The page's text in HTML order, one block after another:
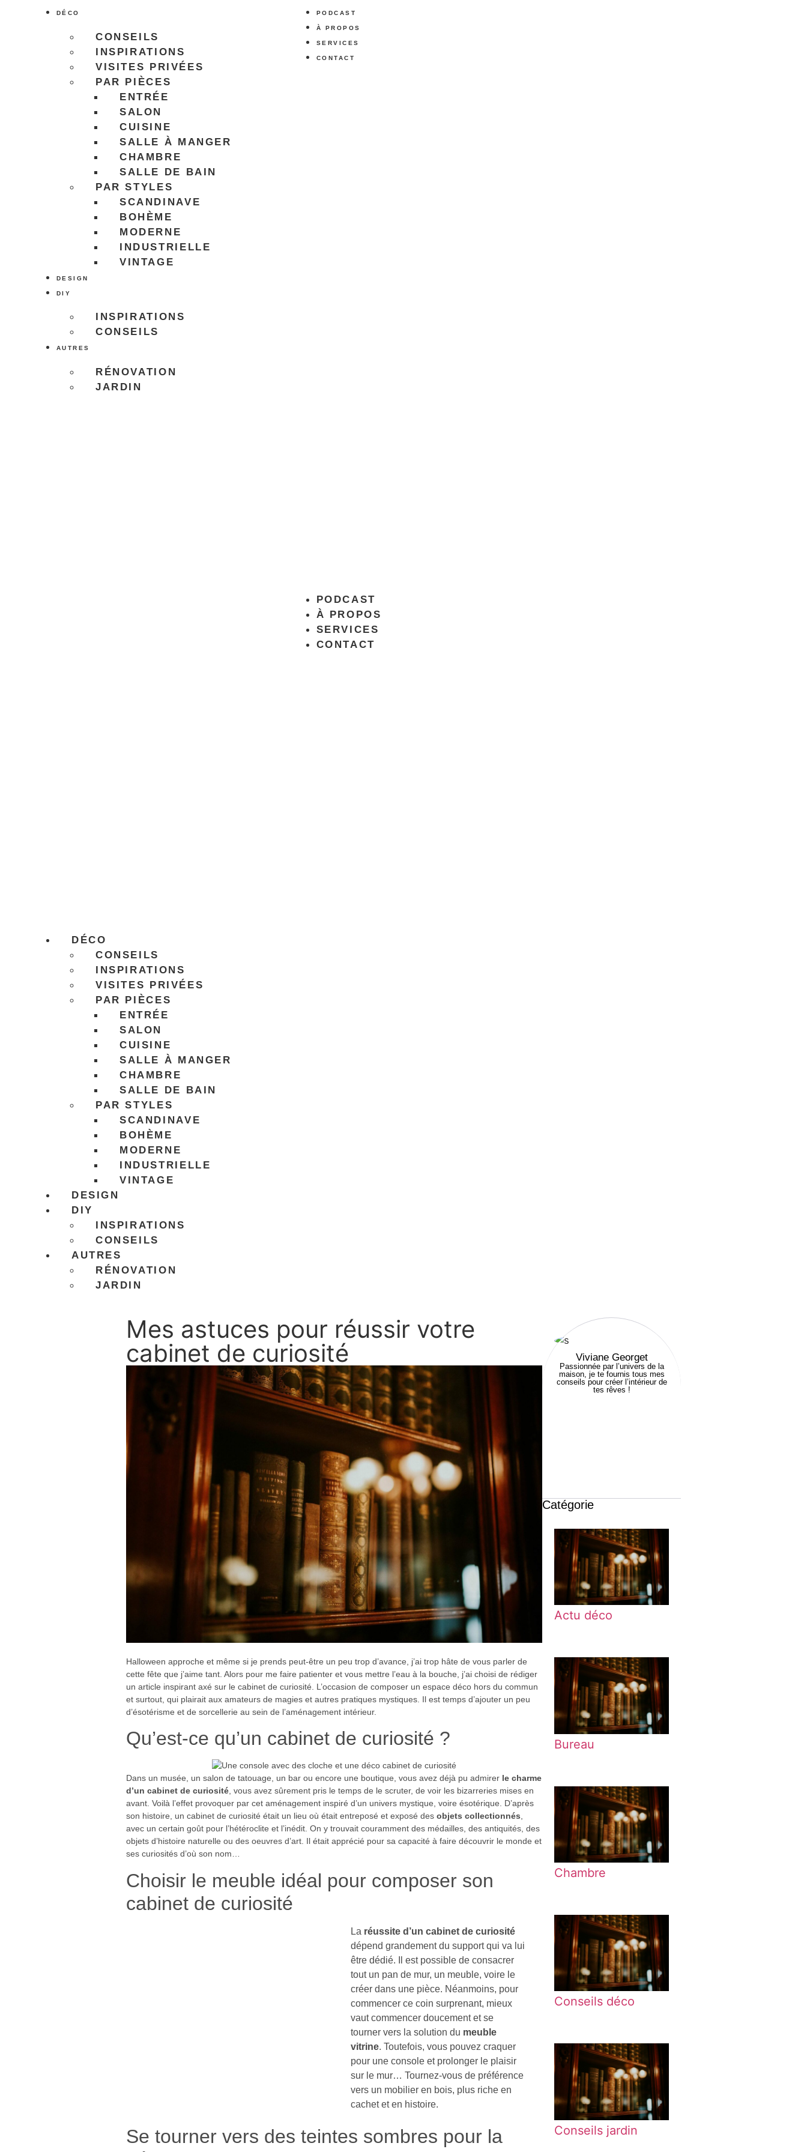
DÉCO
CONSEILS
INSPIRATIONS
VISITES PRIVÉES
PAR PIÈCES
ENTRÉE
SALON
CUISINE
SALLE À MANGER
CHAMBRE
SALLE DE BAIN
PAR STYLES
SCANDINAVE
BOHÈME
MODERNE
INDUSTRIELLE
VINTAGE
DESIGN
DIY
INSPIRATIONS
CONSEILS
AUTRES
RÉNOVATION
JARDIN
DÉCO
CONSEILS
INSPIRATIONS
VISITES PRIVÉES
PAR PIÈCES
ENTRÉE
SALON
CUISINE
SALLE À MANGER
CHAMBRE
SALLE DE BAIN
PAR STYLES
SCANDINAVE
BOHÈME
MODERNE
INDUSTRIELLE
VINTAGE
DESIGN
DIY
INSPIRATIONS
CONSEILS
AUTRES
RÉNOVATION
JARDIN
PODCAST
À PROPOS
SERVICES
CONTACT
PODCAST
À PROPOS
SERVICES
CONTACT
Mes astuces pour réussir votre
cabinet de curiosité
Halloween approche et même si je prends peut-être un peu trop d’avance, j’ai trop hâte de vous parler de
cette fête que j’aime tant. Alors pour me faire patienter et vous mettre l’eau à la bouche, j’ai choisi de rédiger
un article inspirant axé sur le cabinet de curiosité. L’occasion de composer un espace déco hors du commun
et surtout, qui plairait aux amateurs de magies et autres pratiques mystiques. Il est temps d’ajouter un peu
d’ésotérisme et de sorcellerie au sein de l’aménagement intérieur.
Qu’est-ce qu’un cabinet de curiosité ?
Dans un musée, un salon de tatouage, un bar ou encore une boutique, vous avez déjà pu admirerle charme
d’un cabinet de curiosité, vous avez sûrement pris le temps de le scruter, de voir les bizarreries mises en
avant. Voilà l’effet provoquer par cet aménagement inspiré d’un univers mystique, voire ésotérique. D’après
son histoire, un cabinet de curiosité était un lieu où était entreposé et exposé des objets collectionnés,
avec un certain goût pour l’hétéroclite et l’inédit. On y trouvait couramment des médailles, des antiquités, des
objets d’histoire naturelle ou des oeuvres d’art. Il était apprécié pour sa capacité à faire découvrir le monde et
ses curiosités d’où son nom…
Choisir le meuble idéal pour composer son
cabinet de curiosité
La réussite d’un cabinet de curiosité
dépend grandement du support qui va lui
être dédié. Il est possible de consacrer
tout un pan de mur, un meuble, voire le
créer dans une pièce. Néanmoins, pour
commencer ce coin surprenant, mieux
vaut commencer doucement et se
tourner vers la solution du meuble
vitrine. Toutefois, vous pouvez craquer
pour une console et prolonger le plaisir
sur le mur… Tournez-vous de préférence
vers un mobilier en bois, plus riche en
cachet et en histoire.
Se tourner vers des teintes sombres pour la
Viviane Georget
Passionnée par l’univers de la
maison, je te fournis tous mes
conseils pour créer l’intérieur de
tes rêves !
Catégorie
Actu déco
Bureau
Chambre
Conseils déco
Conseils jardin